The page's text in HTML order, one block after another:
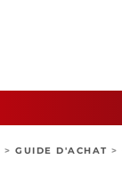
> GUIDE D'ACHAT >